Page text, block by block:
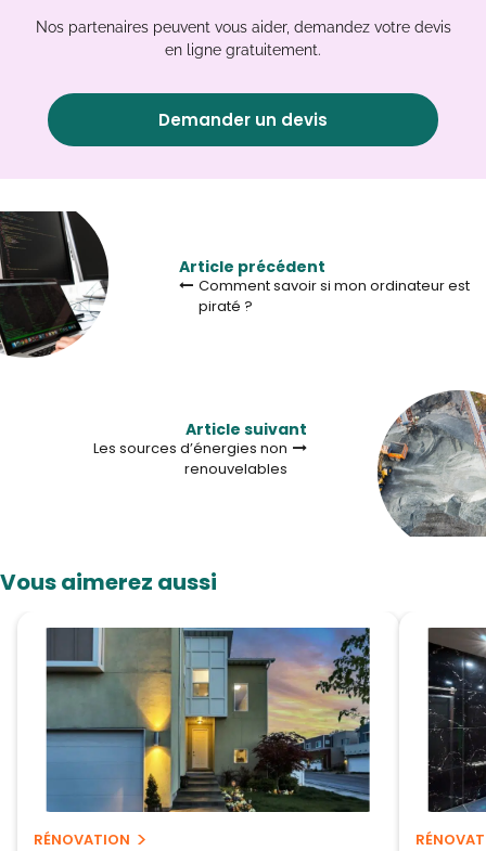
Nos partenaires peuvent vous aider, demandez votre devis
en ligne gratuitement.
Demander un devis
Article précédent
Comment savoir si mon ordinateur est
piraté ?
Article suivant
Les sources d’énergies non
renouvelables
Vous aimerez aussi
RÉNOVATION